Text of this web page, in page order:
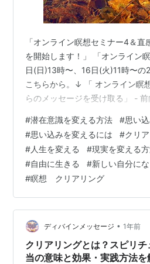
「オンライン瞑想セミナー4＆
を開始します！」 「オンライン
日(日)13時〜、16日(火)11時〜の
こちらから。↓ 「 オンライン瞑
らのメッセージを受け取る」 -
ください。 「オンラインセミナ
日（日）13時〜、23日（火）11
込みはこちらから。↓ 「直感を
ー」 ＊直感セミナーは瞑想セミ
も受講していただけます。 ＊両
#潜在意識を変える方法 #思い
#思い込みを変えるには #クリ
#人生を変える #現実を変える
#自由に生きる #新しい自分に
#瞑想 クリアリング
ディバインメッセージ • 1年前
クリアリングとは？スピリ
当の意味と効果・実践方法を